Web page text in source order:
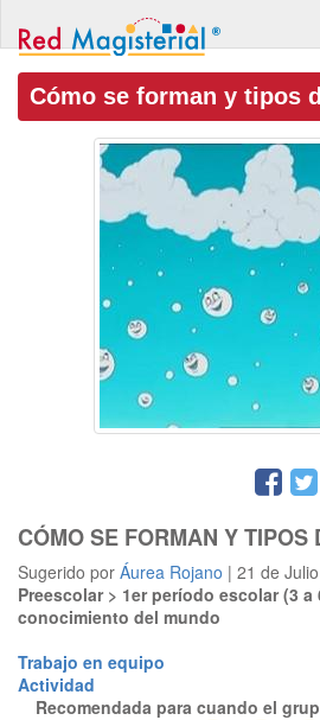
Cómo se forman y tipos
CÓMO SE FORMAN Y TIPOS
Sugerido por Áurea Rojano | 21 de
Preescolar > 1er período escolar (3
conocimiento del mundo
Trabajo en equipo
Actividad
Recomendada para cuando el